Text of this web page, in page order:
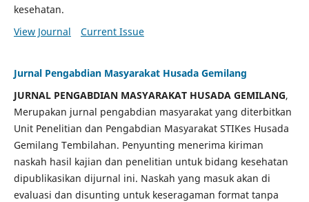
kesehatan.
View Journal
Current Issue
Jurnal Pengabdian Masyarakat Husada Gemilang
JURNAL PENGABDIAN MASYARAKAT HUSADA GEMILANG,
Merupakan jurnal pengabdian masyarakat yang diterbitkan
Unit Penelitian dan Pengabdian Masyarakat STIKes Husada
Gemilang Tembilahan. Penyunting menerima kiriman
naskah hasil kajian dan penelitian untuk bidang kesehatan
dipublikasikan dijurnal ini. Naskah yang masuk akan di
evaluasi dan disunting untuk keseragaman format tanpa